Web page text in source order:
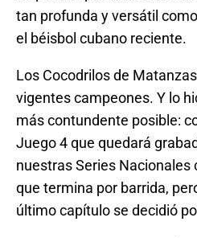
tan profunda y versátil
el béisbol cubano reciente.
Los Cocodrilos de
vigentes campeones. Y lo
más contundente posible:
Juego 4 que quedará
nuestras Series Nacionales
que termina por barrida,
último capítulo se decidió